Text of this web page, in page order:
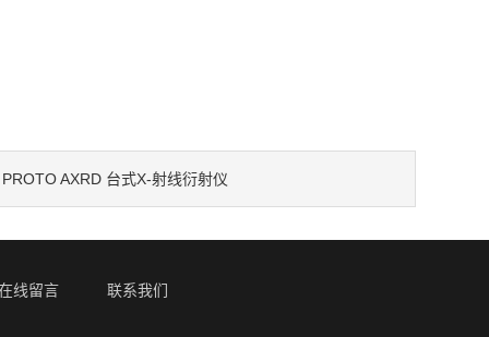
PROTO AXRD 台式X-射线衍射仪
线留言 联系我们